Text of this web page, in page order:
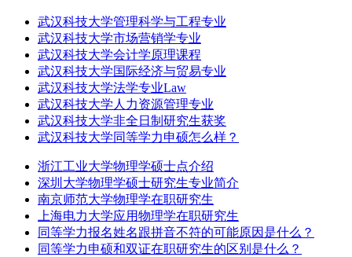
武汉科技大学管理科学与工程专业
武汉科技大学市场营销学专业
武汉科技大学会计学原理课程
武汉科技大学国际经济与贸易专业
武汉科技大学法学专业Law
武汉科技大学人力资源管理专业
武汉科技大学非全日制研究生获奖
武汉科技大学同等学力申硕怎么样？
浙江工业大学物理学硕士点介绍
深圳大学物理学硕士研究生专业简介
南京师范大学物理学在职研究生
上海电力大学应用物理学在职研究生
同等学力报名姓名跟拼音不符的可能原因是什么？
同等学力申硕和双证在职研究生的区别是什么？